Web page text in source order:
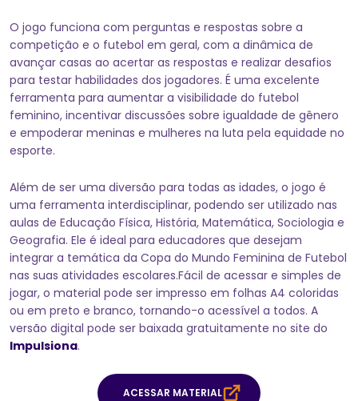
O jogo funciona com perguntas e respostas sobre a
competição e o futebol em geral, com a dinâmica de
avançar casas ao acertar as respostas e realizar desafios
para testar habilidades dos jogadores. É uma excelente
ferramenta para aumentar a visibilidade do futebol
feminino, incentivar discussões sobre igualdade de gênero
e empoderar meninas e mulheres na luta pela equidade no
esporte.
Além de ser uma diversão para todas as idades, o jogo é
uma ferramenta interdisciplinar, podendo ser utilizado nas
aulas de Educação Física, História, Matemática, Sociologia e
Geografia. Ele é ideal para educadores que desejam
integrar a temática da Copa do Mundo Feminina de Futebol
nas suas atividades escolares.Fácil de acessar e simples de
jogar, o material pode ser impresso em folhas A4 coloridas
ou em preto e branco, tornando-o acessível a todos. A
versão digital pode ser baixada gratuitamente no site do
Impulsiona.
ACESSAR MATERIAL